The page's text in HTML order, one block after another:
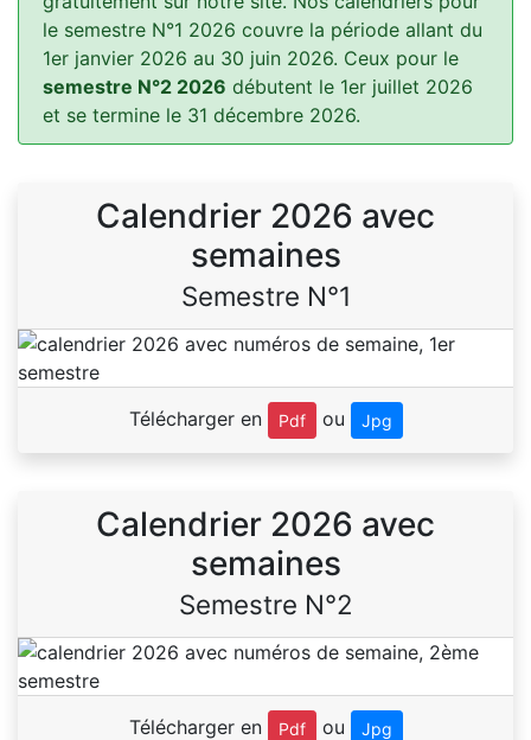
le semestre N°1 2026 couvre la période allant du
1er janvier 2026 au 30 juin 2026. Ceux pour le
semestre N°2 2026 débutent le 1er juillet 2026
et se termine le 31 décembre 2026.
Calendrier 2026 avec
semaines
Semestre N°1
Télécharger en Pdf ou Jpg
Calendrier 2026 avec
semaines
Semestre N°2
Télécharger en Pdf ou Jpg